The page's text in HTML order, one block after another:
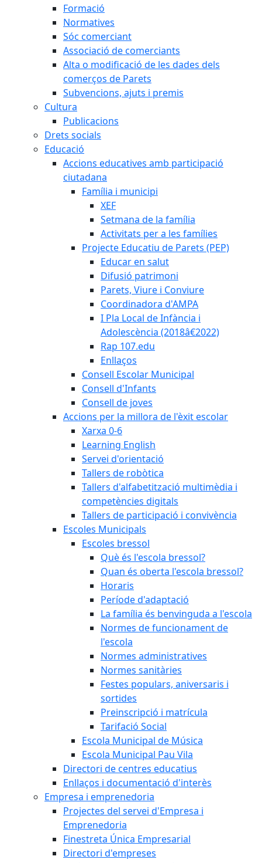
Formació
Normatives
Sóc comerciant
Associació de comerciants
Alta o modificació de les dades dels
comerços de Parets
Subvencions, ajuts i premis
Cultura
Publicacions
Drets socials
Educació
Accions educatives amb participació
ciutadana
Família i municipi
XEF
Setmana de la família
Activitats per a les famílies
Projecte Educatiu de Parets (PEP)
Educar en salut
Difusió patrimoni
Parets, Viure i Conviure
Coordinadora d'AMPA
I Pla Local de Infància i
Adolescència (2018â€2022)
Rap 107.edu
Enllaços
Consell Escolar Municipal
Consell d'Infants
Consell de joves
Accions per la millora de l'èxit escolar
Xarxa 0-6
Learning English
Servei d'orientació
Tallers de robòtica
Tallers d'alfabetització multimèdia i
competències digitals
Tallers de participació i convivència
Escoles Municipals
Escoles bressol
Què és l'escola bressol?
Quan és oberta l'escola bressol?
Horaris
Període d'adaptació
La família és benvinguda a l'escola
Normes de funcionament de
l'escola
Normes administratives
Normes sanitàries
Festes populars, aniversaris i
sortides
Preinscripció i matrícula
Tarifació Social
Escola Municipal de Música
Escola Municipal Pau Vila
Directori de centres educatius
Enllaços i documentació d'interès
Empresa i emprenedoria
Projectes del servei d'Empresa i
Emprenedoria
Finestreta Única Empresarial
Directori d'empreses